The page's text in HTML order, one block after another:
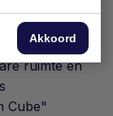
ontworpen
te kunnen
ruimte en
Cube"
Akkoord